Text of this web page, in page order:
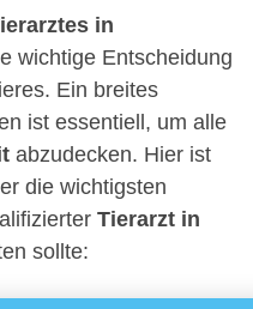
in
wichtige Entscheidung
Ein breites
ist essentiell, um alle
abzudecken. Hier ist
die wichtigsten
Tierarzt in
sollte: